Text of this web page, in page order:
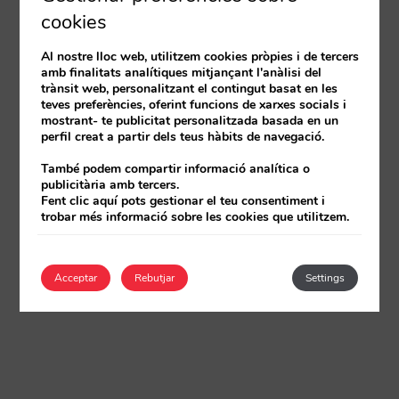
cookies
Al nostre lloc web, utilitzem cookies pròpies i de tercers
amb finalitats analítiques mitjançant l'anàlisi del
trànsit web, personalitzant el contingut basat en les
teves preferències, oferint funcions de xarxes socials i
mostrant- te publicitat personalitzada basada en un
perfil creat a partir dels teus hàbits de navegació.
També podem compartir informació analítica o
publicitària amb tercers.
Fent clic aquí pots gestionar el teu consentiment i
trobar més informació sobre les cookies que utilitzem.
Acceptar Settings
Rebutjar